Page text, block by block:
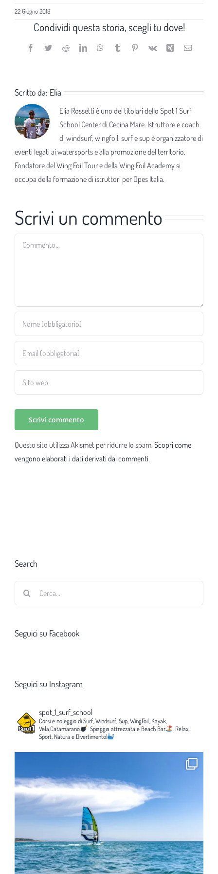
22 Giugno 2018
Condividi questa storia, scegli tu dove!
Facebook
TwitterRedditLinkedInWhatsApp
TumblrPinterest
Vk Xing Email
Scritto da: Elia
Elia Rossetti è uno dei titolari dello Spot 1 Surf
School Center di Cecina Mare. Istruttore e coach
di windsurf, wingfoil, surf e sup è organizzatore di
eventi legati ai watersports e alla promozione del territorio.
Fondatore del Wing Foil Tour e della Wing Foil Academy si
occupa della formazione di istruttori per Opes Italia.
Scrivi un commento
Commento
Questo sito utilizza Akismet per ridurre lo spam. Scopri come
vengono elaborati i dati derivati dai commenti.
Search
Seguici su Facebook
Seguici su Instagram
spot_1_surf_school
Corsi e noleggio di Surf, Windsurf, Sup, WingFoil, Kayak,
Vela,Catamarano.
Spiaggia attrezzata e Beach Bar.
Relax,
Sport, Natura e Divertimento!